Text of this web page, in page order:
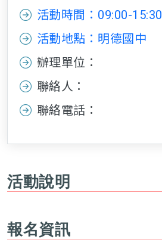
活動時間：09:00-15:30
活動地點：明德國中
辦理單位：
聯絡人：
聯絡電話：
活動說明
報名資訊